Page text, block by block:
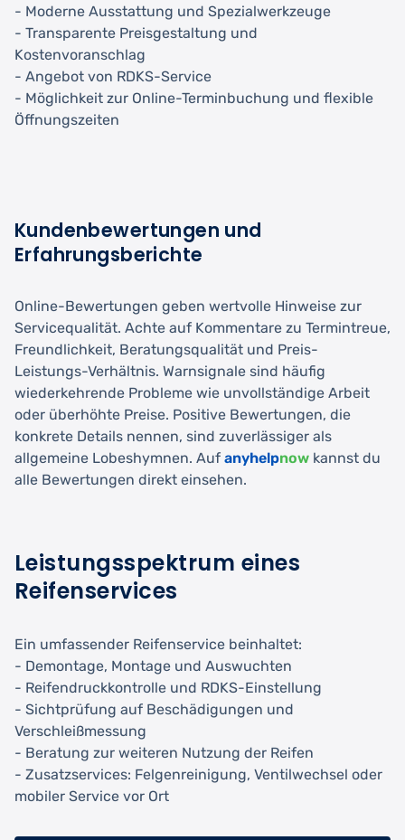
- Moderne Ausstattung und Spezialwerkzeuge
- Transparente Preisgestaltung und
Kostenvoranschlag
- Angebot von RDKS-Service
- Möglichkeit zur Online-Terminbuchung und flexible
Öffnungszeiten
Kundenbewertungen und
Erfahrungsberichte
Online-Bewertungen geben wertvolle Hinweise zur
Servicequalität. Achte auf Kommentare zu Termintreue,
Freundlichkeit, Beratungsqualität und Preis-
Leistungs-Verhältnis. Warnsignale sind häufig
wiederkehrende Probleme wie unvollständige Arbeit
oder überhöhte Preise. Positive Bewertungen, die
konkrete Details nennen, sind zuverlässiger als
allgemeine Lobeshymnen. Auf anyhelpnow kannst du
alle Bewertungen direkt einsehen.
Leistungsspektrum eines
Reifenservices
Ein umfassender Reifenservice beinhaltet:
- Demontage, Montage und Auswuchten
- Reifendruckkontrolle und RDKS-Einstellung
- Sichtprüfung auf Beschädigungen und
Verschleißmessung
- Beratung zur weiteren Nutzung der Reifen
- Zusatzservices: Felgenreinigung, Ventilwechsel oder
mobiler Service vor Ort